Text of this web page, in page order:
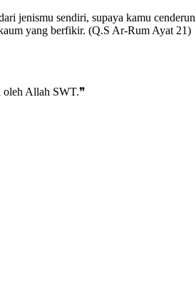
jenismu sendiri, supaya kamu
yang berfikir. (Q.S Ar-Rum Ayat 21)
oleh Allah SWT.❞